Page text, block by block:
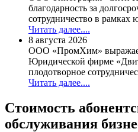
благодарность за
сотрудничество в рамках
Читать далее....
8 августа 2026
ООО «ПромХим»
Юридической фирме
плодотворное
Читать далее....
Стоимость
обслуживания